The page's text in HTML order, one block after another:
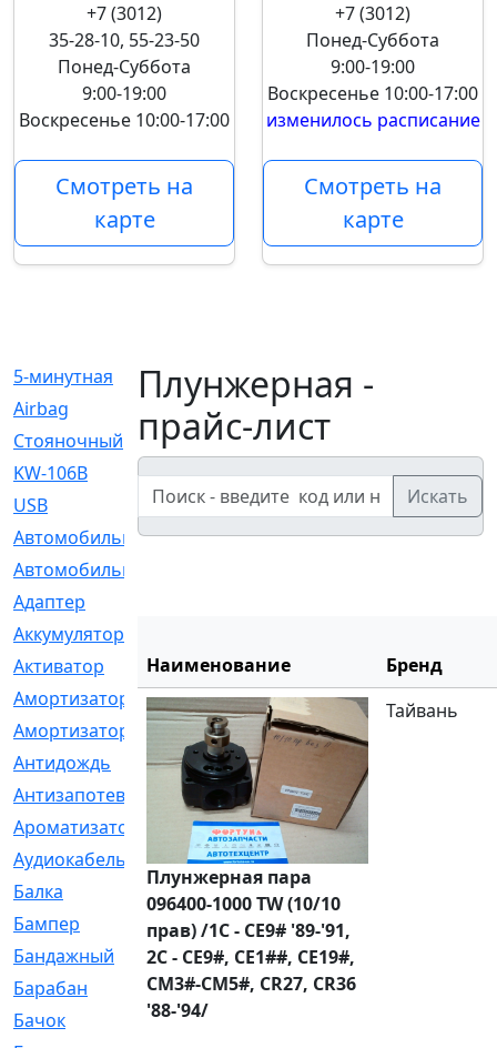
+7 (3012)
35-28-10, 55-23-50
Понед-Суббота
9:00-19:00
Воскресенье 10:00-17:00
Смотреть на
карте
+7 (3012)
Понед-Суббота
9:00-19:00
Воскресенье 10:00-17:00
изменилось расписание
Смотреть на
карте
5-минутная
[1]
Airbag
[18]
Cтояночный
[1]
KW-106B
[0]
USB
[6]
Автомобильное
[6]
Автомобильный
Адаптер
Аккумулятор
Активатор
[1]
Амортизатор
[608]
Амортизаторы
[21]
Антидождь
[1]
Антизапотеватель
[1]
Ароматизатор
[35]
Аудиокабель
[2]
Балка
[58]
Бампер
[137]
Бандажный
[6]
Барабан
[5]
Бачок
[40]
Плунжерная -
прайс-лист
Искать
Наименование Бренд
Плунжерная пара
096400-1000 TW (10/10
прав) /1C - CE9# '89-'91,
2C - CE9#, CE1##, CE19#,
CM3#-CM5#, CR27, CR36
'88-'94/
Тайвань